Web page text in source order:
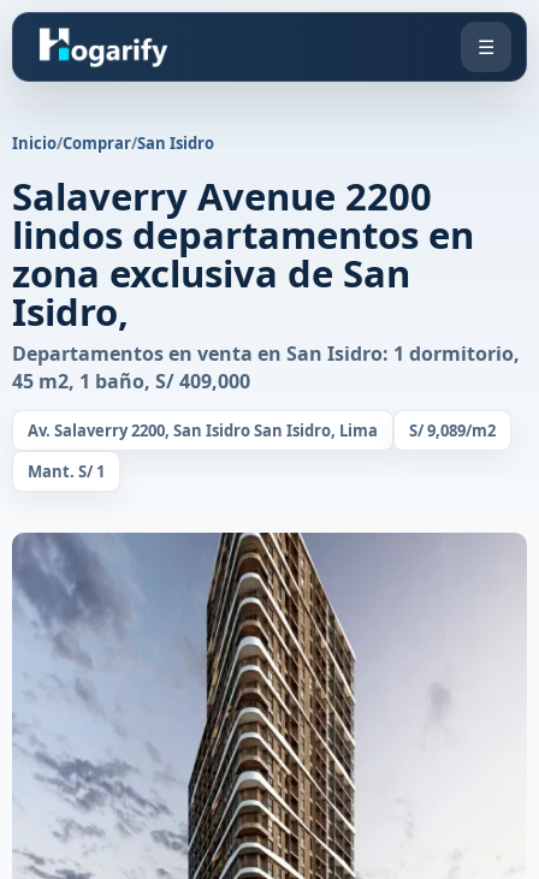
☰
Inicio/Comprar/San Isidro
Salaverry Avenue 2200
lindos departamentos en
zona exclusiva de San
Isidro,
Departamentos en venta en San Isidro: 1 dormitorio,
45 m2, 1 baño, S/ 409,000
Av. Salaverry 2200, San Isidro San Isidro, Lima
S/ 9,089/m2
Mant. S/ 1